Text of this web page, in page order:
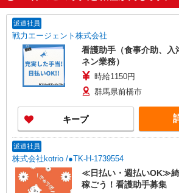
派遣社員
戦力エージェント株式会社
看護助手（食事介助、入
ネン業務）
時給1150円
群馬県前橋市
キープ
派遣社員
株式会社kotrio /●TK-H-1739554
≪日払い・週払いOK≫綺
稼ごう！看護助手募集